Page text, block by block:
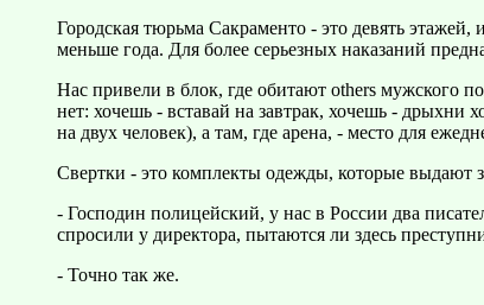
Городская тюрьма Сакраменто - это девять
меньше года. Для более серьезных наказаний
Нас привели в блок, где обитают others мужского
нет: хочешь - вставай на завтрак, хочешь - дрыхни
на двух человек), а там, где арена, - место для
Свертки - это комплекты одежды, которые выдают
- Господин полицейский, у нас в России два
спросили у директора, пытаются ли здесь
- Точно так же.